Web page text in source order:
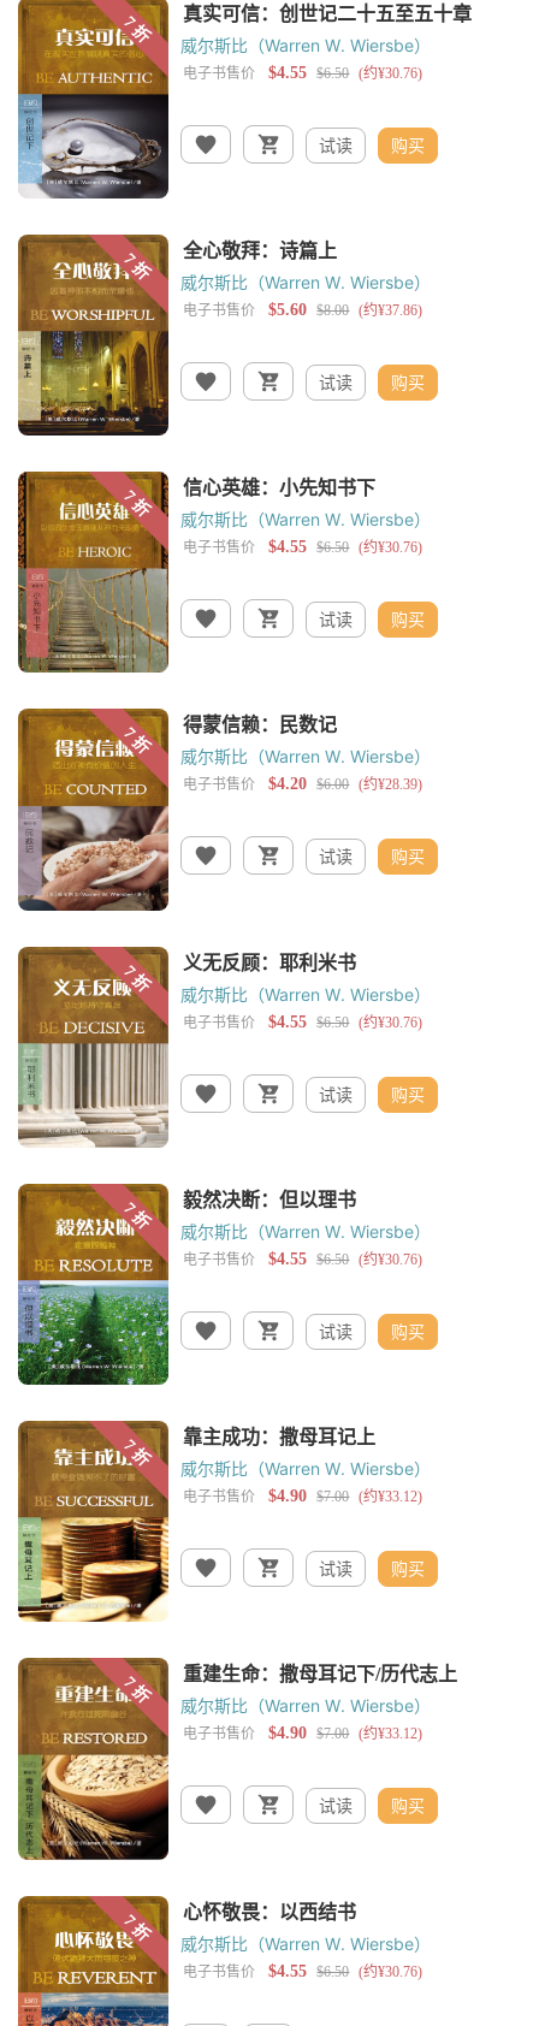
威尔斯比（Warren W. Wiersbe）
试读 购买
威尔斯比（Warren W. Wiersbe）
试读 购买
威尔斯比（Warren W. Wiersbe）
试读 购买
威尔斯比（Warren W. Wiersbe）
试读 购买
威尔斯比（Warren W. Wiersbe）
试读 购买
威尔斯比（Warren W. Wiersbe）
试读 购买
威尔斯比（Warren W. Wiersbe）
试读 购买
威尔斯比（Warren W. Wiersbe）
试读 购买
威尔斯比（Warren W. Wiersbe）